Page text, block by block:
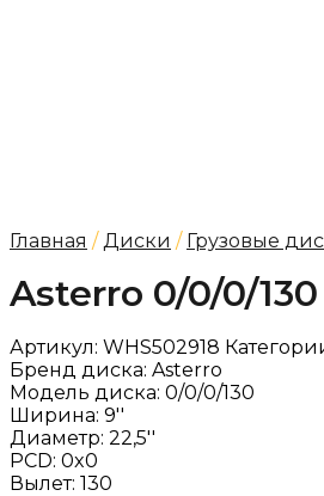
Главная /Диски / Грузовые
Asterro 0/0/0/
Артикул: WHS502918
Бренд диска: Asterro
Модель диска: 0/0/0/130
Ширина: 9''
Диаметр: 22,5''
PCD: 0x0
Вылет: 130